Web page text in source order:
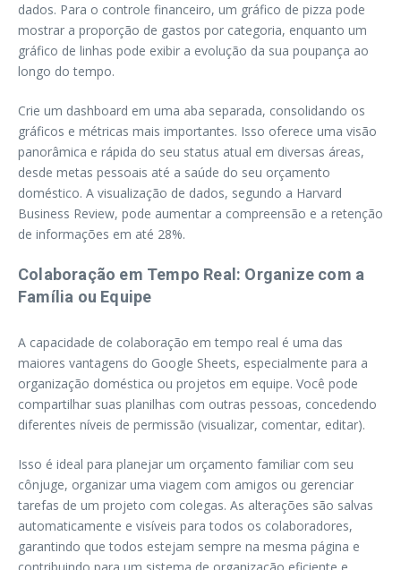
dados. Para o controle financeiro, um gráfico de pizza pode
mostrar a proporção de gastos por categoria, enquanto um
gráfico de linhas pode exibir a evolução da sua poupança ao
longo do tempo.
Crie um dashboard em uma aba separada, consolidando os
gráficos e métricas mais importantes. Isso oferece uma visão
panorâmica e rápida do seu status atual em diversas áreas,
desde metas pessoais até a saúde do seu orçamento
doméstico. A visualização de dados, segundo a Harvard
Business Review, pode aumentar a compreensão e a retenção
de informações em até 28%.
Colaboração em Tempo Real: Organize com a
Família ou Equipe
A capacidade de colaboração em tempo real é uma das
maiores vantagens do Google Sheets, especialmente para a
organização doméstica ou projetos em equipe. Você pode
compartilhar suas planilhas com outras pessoas, concedendo
diferentes níveis de permissão (visualizar, comentar, editar).
Isso é ideal para planejar um orçamento familiar com seu
cônjuge, organizar uma viagem com amigos ou gerenciar
tarefas de um projeto com colegas. As alterações são salvas
automaticamente e visíveis para todos os colaboradores,
garantindo que todos estejam sempre na mesma página e